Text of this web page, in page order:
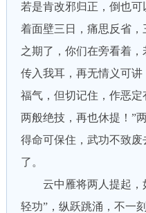
若是肯改邪归正，倒也
着面壁三日，痛思反省
之期了，你们在旁看着，
传入我耳，再无情义可
福气，但切记住，作恶
两般绝技，再也休提！”
得命可保住，武功不致
了。
云中雁将两人提起，
轻功”，纵跃跳涌，不一